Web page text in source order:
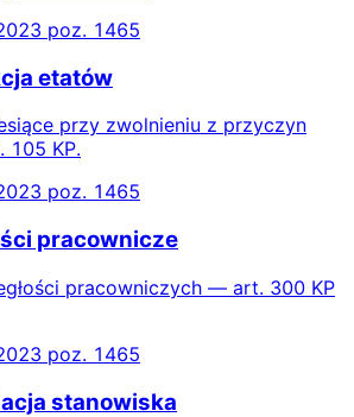
poz. 1465
etatów
przy zwolnieniu z przyczyn
KP.
poz. 1465
pracownicze
pracowniczych — art. 300 KP
poz. 1465
stanowiska